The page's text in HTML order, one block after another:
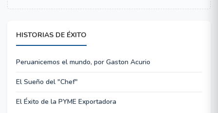
HISTORIAS DE ÉXITO
Peruanicemos el mundo, por Gaston Acurio
El Sueño del "Chef"
El Éxito de la PYME Exportadora